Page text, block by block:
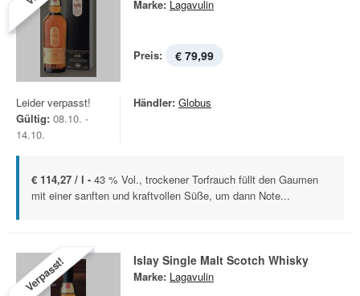
Marke: Lagavulin
Preis: € 79,99
Leider verpasst!
Gültig: 08.10. -
14.10.
Händler: Globus
€ 114,27 / l - 43 % Vol., trockener Torfrauch füllt den Gaumen
mit einer sanften und kraftvollen Süße, um dann Note...
Verpasst! Islay Single Malt Scotch Whisky
Marke: Lagavulin